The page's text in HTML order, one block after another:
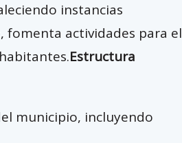
instancias
fomenta actividades para el
Estructura
municipio, incluyendo